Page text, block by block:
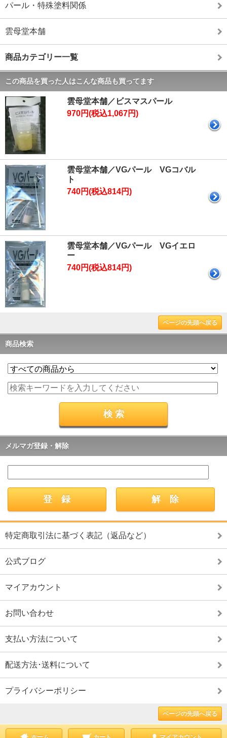
パール・特殊塗料関係
雲母堂本舗
商品カテゴリー一覧
この商品を買った人はこんな商品も買ってます
雲母堂本舗／ビスマスパール
970円(税込1,067円)
雲母堂本舗／VGパール VGコバル
ト
740円(税込814円)
雲母堂本舗／VGパール VGイエロ
ー
740円(税込814円)
ページの先頭へ戻る
商品検索
メルマガ登録・解除
特定商取引法に基づく表記（返品など）
公式ブログ
マイアカウント
お問い合わせ
支払い方法について
配送方法･送料について
プライバシーポリシー
ページの先頭へ戻る